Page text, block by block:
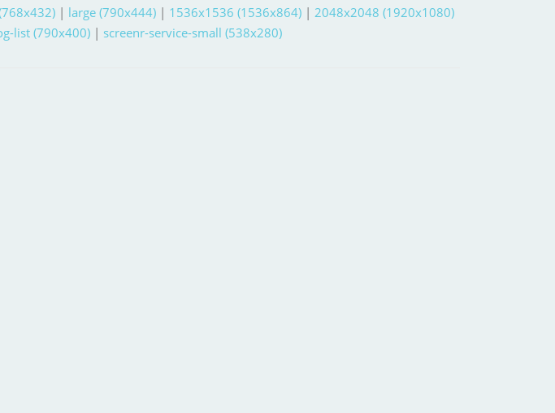
| large (790x444) | 1536x1536 (1536x864) | 2048x2048 (1920x1080)
list (790x400) | screenr-service-small (538x280)